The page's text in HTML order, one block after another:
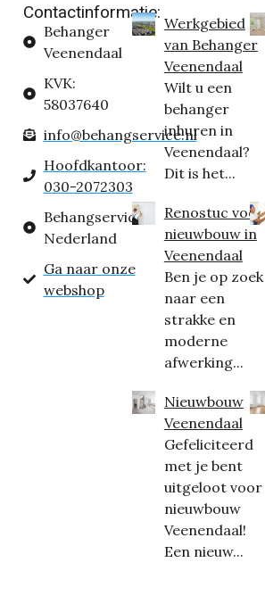
Contactinformatie:
Behanger
Veenendaal
KVK:
58037640
info@behangservice.nl
Hoofdkantoor:
030-2072303
Behangservice
Nederland
Ga naar onze
webshop
Werkgebied
van Behanger
Veenendaal
Wilt u een
behanger
inhuren in
Veenendaal?
Dit is het...
Renostuc voor
nieuwbouw in
Veenendaal
Ben je op zoek
naar een
strakke en
moderne
afwerking...
Nieuwbouw
Veenendaal
Gefeliciteerd
met je bent
uitgeloot voor
nieuwbouw
Veenendaal!
Een nieuw...